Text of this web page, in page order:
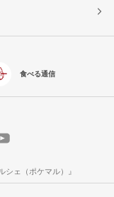
食べる通信
シェ（ポケマル）』